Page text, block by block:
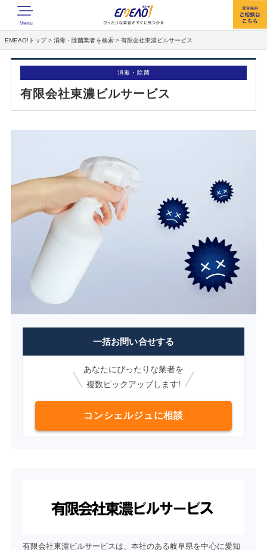
EMEAO!トップ >消毒・除菌業者を検索 > 有限会社東濃ビルサービス
消毒・除菌
有限会社東濃ビルサービス
一括お問い合せする
あなたにぴったりな業者を
複数ピックアップします!
コンシェルジュに相談
有限会社東濃ビルサービスは、本社のある岐阜県を中心に愛知